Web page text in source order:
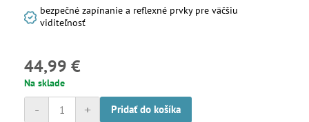
bezpečné zapínanie a reflexné prvky pre väčšiu
viditeľnosť
44,99 €
Na sklade
+
- Pridať do košíka